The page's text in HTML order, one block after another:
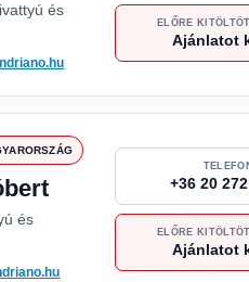
és
ELŐRE
Ajánlatot
és
+36 20
ELŐRE
Ajánlatot